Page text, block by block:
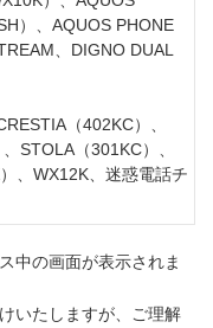
）、AQUOS PHONE
、DIGNO DUAL
（402KC）、
STOLA（301KC）、
、WX12K、迷惑電話チ
中の画面が表示されま
いたしますが、ご理解